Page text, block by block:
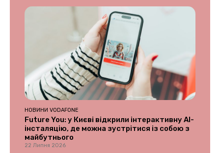
НОВИНИ VODAFONE
Future You: у Києві відкрили інтерактивну AI-
інсталяцію, де можна зустрітися із собою з
майбутнього
22 Липня 2026